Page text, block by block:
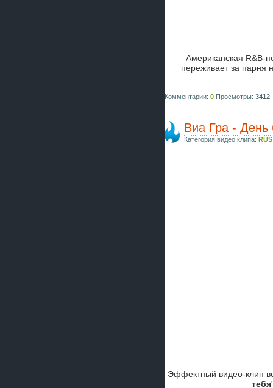
Американская R&B-
переживает за парня
Комментарии: 0 Просмотры: 3412
Виа Гра - День
Категория видео клипа: RUS
Эффектный видео-клип
тебя